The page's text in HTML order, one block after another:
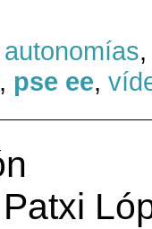
autonomías
, pse ee,
Patxi